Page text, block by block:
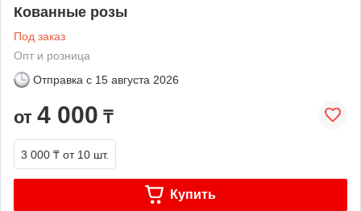
Кованные розы
Под заказ
Опт и розница
Отправка с 15 августа 2026
от 4 000 ₸
3 000 ₸ от 10 шт.
Купить